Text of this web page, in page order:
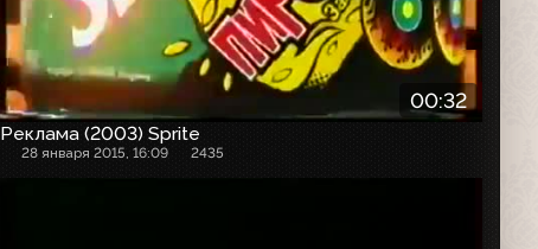
00:32
Реклама (2003) Sprite
28 января 2015, 16:09 2435